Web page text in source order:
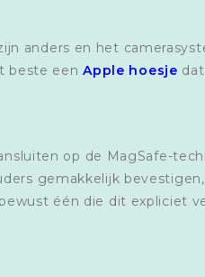
anders en het
beste eenApple hoesje
op de MagSafe-
gemakkelijk
één die dit expliciet